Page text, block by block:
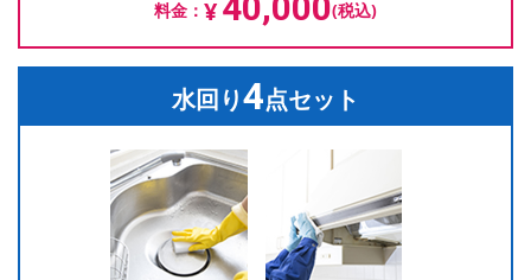
料金： ¥ (税込)
水回り4点セット